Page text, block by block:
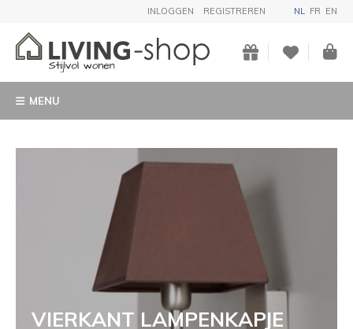
INLOGGEN REGISTREREN NL FR EN
MENU
VIERKANT LAMPENKAPJE